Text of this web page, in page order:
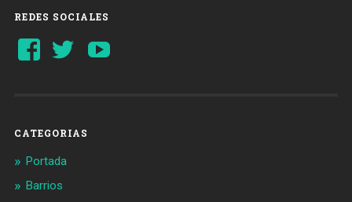
REDES SOCIALES
Ver
perfil
Ver
perfil
CATEGORIAS
Portada
Barrios